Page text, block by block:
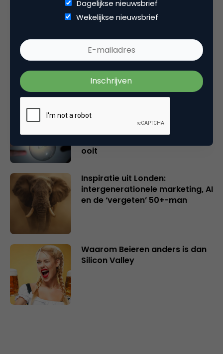
Gerelateerde artikelen
Rebel with or without a cause?
Wake-upcall voor ontwerpers
en merkeigenaren
van innovatie en ontsluiter en
ooit
Inspiratie uit Londen:
intergenerationele marketing, AI
en de ‘vergeten’ 50+-man
Waarom Beieren anders is dan
Silicon Valley
Dagelijkse nieuwsbrief
Wekelijkse nieuwsbrief